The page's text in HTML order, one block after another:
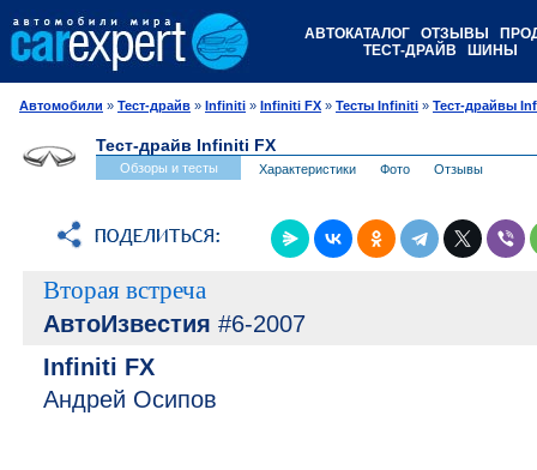
АВТОКАТАЛОГ ОТЗЫВЫ
ТЕСТ-ДРАЙВ
ШИНЫ
Автомобили » Тест-драйв » Infiniti » Infiniti FX » Тесты Infiniti » Тест-драйвы
Тест-драйв Infiniti FX
Обзоры и тесты Характеристики Фото Отзывы
Вторая встреча
АвтоИзвестия #6-2007
Infiniti FX
Андрей Осипов